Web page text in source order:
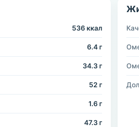
536 ккал
6.4 г
34.3 г
52 г
1.6 г
47.3 г